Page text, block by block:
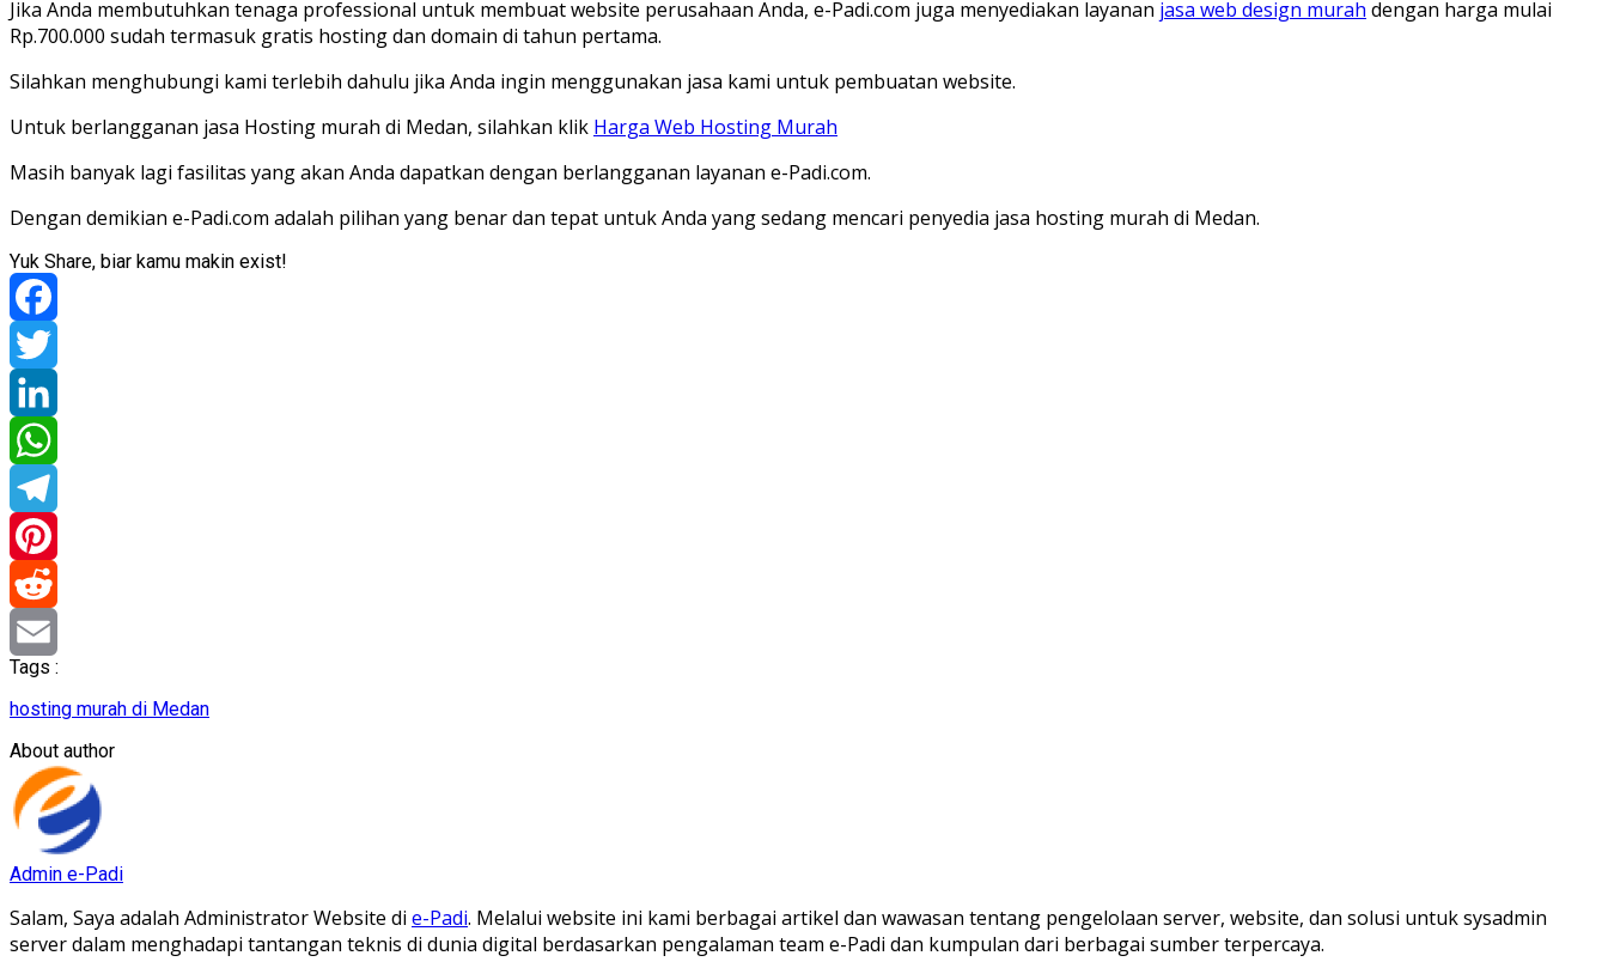
Jika Anda membutuhkan tenaga professional untuk membuat website perusahaan Anda, e-Padi.com juga menyediakan layanan jasa web design murah dengan harga mulai
Rp.700.000 sudah termasuk gratis hosting dan domain di tahun pertama.
Silahkan menghubungi kami terlebih dahulu jika Anda ingin menggunakan jasa kami untuk pembuatan website.
Untuk berlangganan jasa Hosting murah di Medan, silahkan klik Harga Web Hosting Murah
Masih banyak lagi fasilitas yang akan Anda dapatkan dengan berlangganan layanan e-Padi.com.
Dengan demikian e-Padi.com adalah pilihan yang benar dan tepat untuk Anda yang sedang mencari penyedia jasa hosting murah di Medan.
Yuk Share, biar kamu makin exist!
Facebook
Twitter
LinkedIn
WhatsApp
Telegram
Pinterest
Reddit
Email
Tags :
hosting murah di Medan
About author
Admin e-Padi
Salam, Saya adalah Administrator Website di e-Padi. Melalui website ini kami berbagai artikel dan wawasan tentang pengelolaan server, website, dan solusi untuk sysadmin
server dalam menghadapi tantangan teknis di dunia digital berdasarkan pengalaman team e-Padi dan kumpulan dari berbagai sumber terpercaya.